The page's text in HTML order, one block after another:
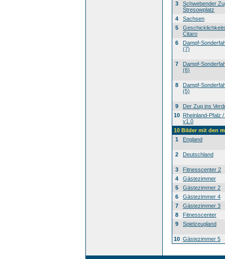
3
Schwebender
Stresowplatz
4
Sachsen
5
Citaro
6
Dampf-
(7)
7
Dampf-
(6)
8
Dampf-
(5)
9
Der Zug ins
10 Rheinland-Pfalz
v1.0
10 Bilder mit den
1
England
2 Deutschland
3
Fitnesscenter 2
4
Gästezimmer
5
Gästezimmer 2
6
Gästezimmer 4
7
Gästezimmer 3
8
Fitnesscenter
9
Spielzeugland
10 Gästezimmer 5